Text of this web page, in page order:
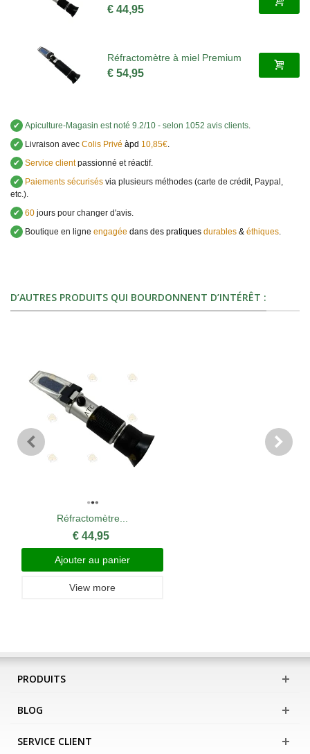
€ 44,95
Réfractomètre à miel Premium
€ 54,95
✔ Apiculture-Magasin est noté 9.2/10 - selon 1052 avis clients.
✔
Livraison avec Colis Privé àpd 10,85€.
✔ Service clientpassionné et réactif.
✔
Paiements sécurisés via plusieurs méthodes (carte de crédit, Paypal,
etc.).
✔ 60 jours pour changer d'avis.
✔
Boutique en ligne engagée dans des pratiques durables & éthiques.
D’AUTRES PRODUITS QUI BOURDONNENT D’INTÉRÊT :
Réfractomètre...
€ 44,95
Ajouter au panier
View more
PRODUITS
BLOG
SERVICE CLIENT